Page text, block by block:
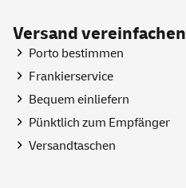
Versand vereinfachen
Porto bestimmen
Frankierservice
Bequem einliefern
Pünktlich zum Empfänger
Versandtaschen